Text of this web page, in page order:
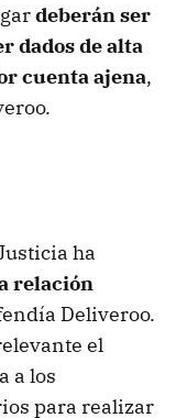
deberán ser
dados de alta
cuenta ajena,
ha
relación
Deliveroo.
el
a los
para realizar